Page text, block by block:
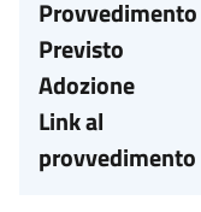
Provvedimento
Previsto
Adozione
Link al
provvedimento